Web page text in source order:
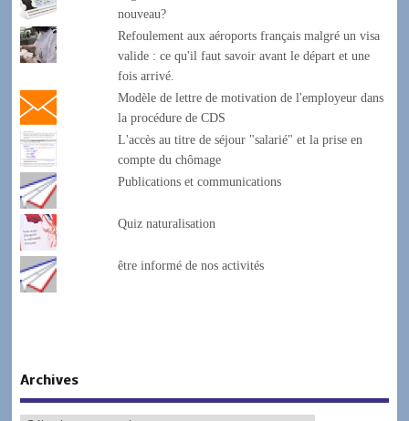
nouveau?
Refoulement aux aéroports français malgré un visa
valide : ce qu'il faut savoir avant le départ et une
fois arrivé.
Modèle de lettre de motivation de l'employeur dans
la procédure de CDS
L'accès au titre de séjour "salarié" et la prise en
compte du chômage
Publications et communications
Quiz naturalisation
être informé de nos activités
Archives